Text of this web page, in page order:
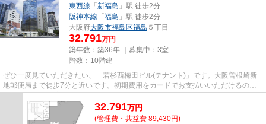
東西線 「新福島 」駅 徒歩2分
阪神本線 「福島 」駅 徒歩2分
大阪府大阪市福島区福島 ５丁目
32.791万円
築年数：築36年 ｜募集中： 3室
階数：10階建
ぜひ一度見ていただきたい、「若杉西梅田ビル(テナント)」です。大阪曽根崎新
地郵便局まで徒歩7分と近いです。初期費用をカードでお支払いいただけるの
で、カードで決済したい方にもお...
32.791万円
(管理費・共益費 89,430円)